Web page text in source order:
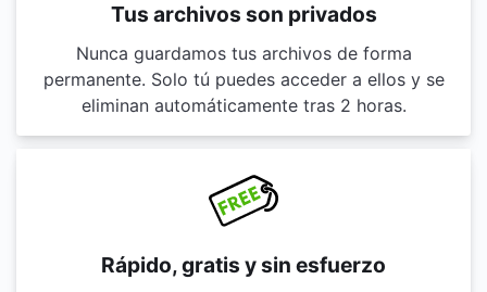
Tus archivos son privados
Nunca guardamos tus archivos de forma
permanente. Solo tú puedes acceder a ellos y se
eliminan automáticamente tras 2 horas.
Rápido, gratis y sin esfuerzo